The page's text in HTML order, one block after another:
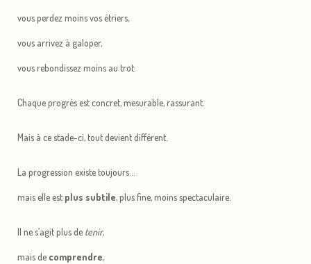
vous perdez moins vos étriers,
vous arrivez à galoper,
vous rebondissez moins au trot.
Chaque progrès est concret, mesurable, rassurant.
Mais à ce stade-ci, tout devient différent.
La progression existe toujours…
mais elle est plus subtile, plus fine, moins spectaculaire.
Il ne s’agit plus de tenir,
mais de comprendre,